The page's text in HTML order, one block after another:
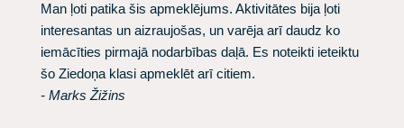
Man ļoti patika šis apmeklējums. Aktivitātes bija ļoti
interesantas un aizraujošas, un varēja arī daudz ko
iemācīties pirmajā nodarbības daļā. Es noteikti ieteiktu
šo Ziedoņa klasi apmeklēt arī citiem.
- Marks Žižins